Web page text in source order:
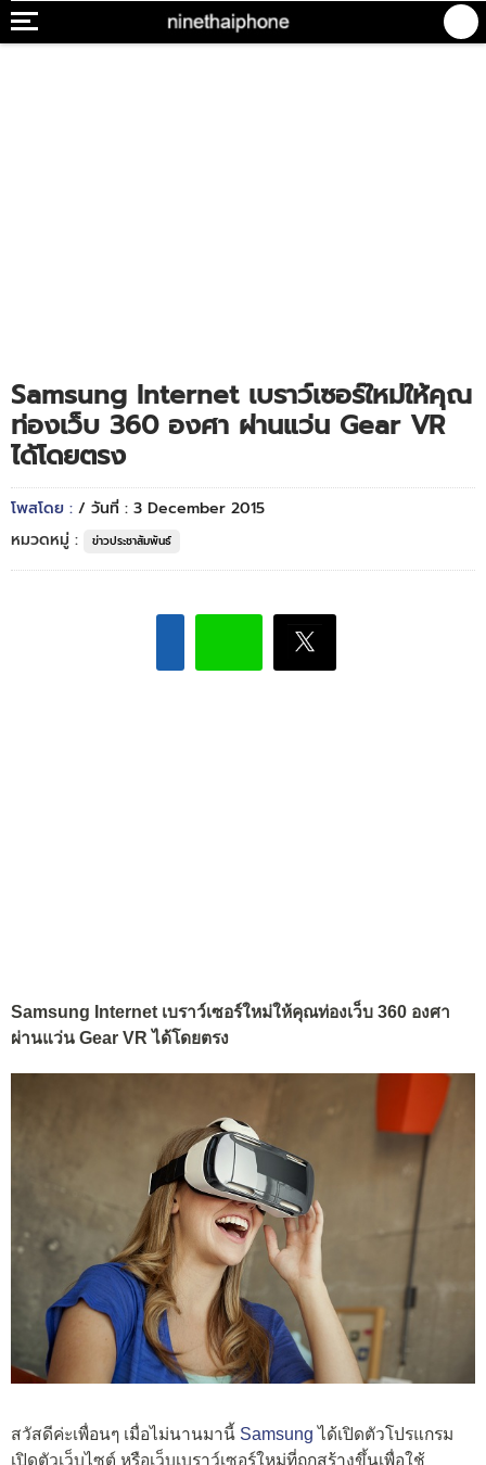
Samsung Internet เบราว์เซอร์ใหม่ให้คุณ
ท่องเว็บ 360 องศา ผ่านแว่น Gear VR
ได้โดยตรง
โพสโดย : / วันที่ : 3 December 2015
หมวดหมู่ :
ข่าวประชาสัมพันธ์
Samsung Internet เบราว์เซอร์ใหม่ให้คุณท่องเว็บ 360 องศา
ผ่านแว่น Gear VR ได้โดยตรง
สวัสดีค่ะเพื่อนๆ เมื่อไม่นานมานี้ Samsung ได้เปิดตัวโปรแกรม
เปิดตัวเว็บไซต์ หรือเว็บเบราว์เซอร์ใหม่ที่ถูกสร้างขึ้นเพื่อใช้